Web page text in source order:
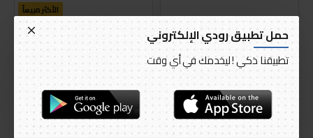
حمل تطبيق رودي الإلكتروني
تطبيقنا ذكي ! ليخدمك في أي وقت
الأكثر مبيعاً
غير متوفر حالياً